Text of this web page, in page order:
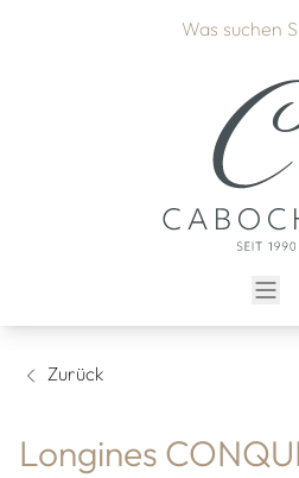
Zurück
Longines